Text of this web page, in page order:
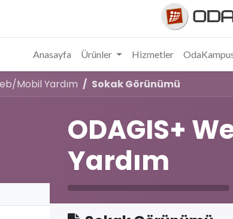
Anasayfa Ürünler Hizmetler
Mobil Yardım Sokak Görünümü
ODAGIS+
Yardım